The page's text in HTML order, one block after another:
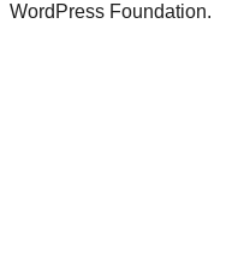
WordPress Foundation.